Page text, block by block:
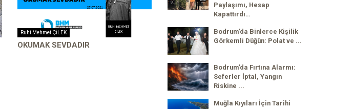
Ruhi Mehmet ÇİLEK
OKUMAK SEVDADIR
Paylaşımı, Hesap
Kapattırdı…
Bodrum’da Binlerce Kişilik
Görkemli Düğün: Polat ve ...
Bodrum’da Fırtına Alarmı:
Seferler İptal, Yangın
Riskine ...
Muğla Kıyıları İçin Tarihi